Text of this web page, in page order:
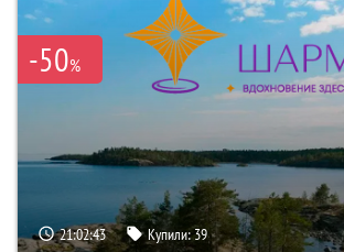
-50%
21:02:42 Купили:39